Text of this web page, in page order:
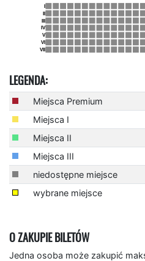
LEGENDA:
Miejsca Premium
Miejsca I
Miejsca II
Miejsca III
niedostępne miejsce
wybrane miejsce
O ZAKUPIE BILETÓW
Jedna osoba może zakupić